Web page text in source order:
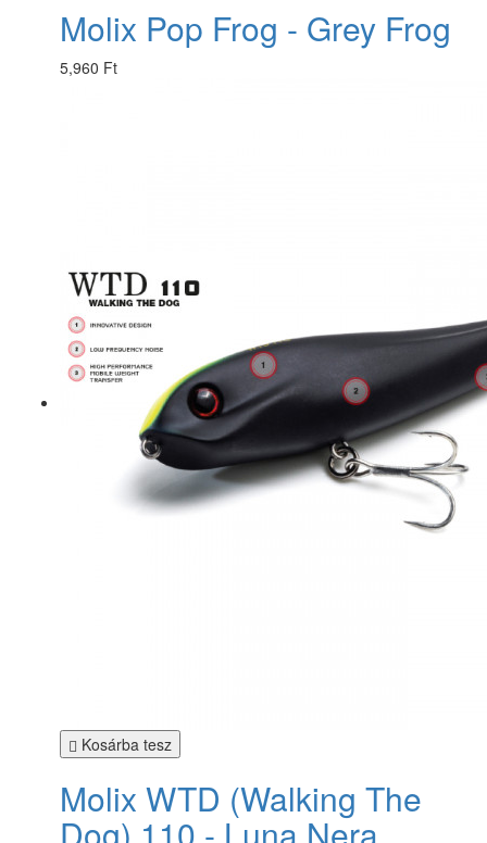
Molix Pop Frog - Grey Frog
5,960 Ft
Kosárba tesz
Molix WTD (Walking The